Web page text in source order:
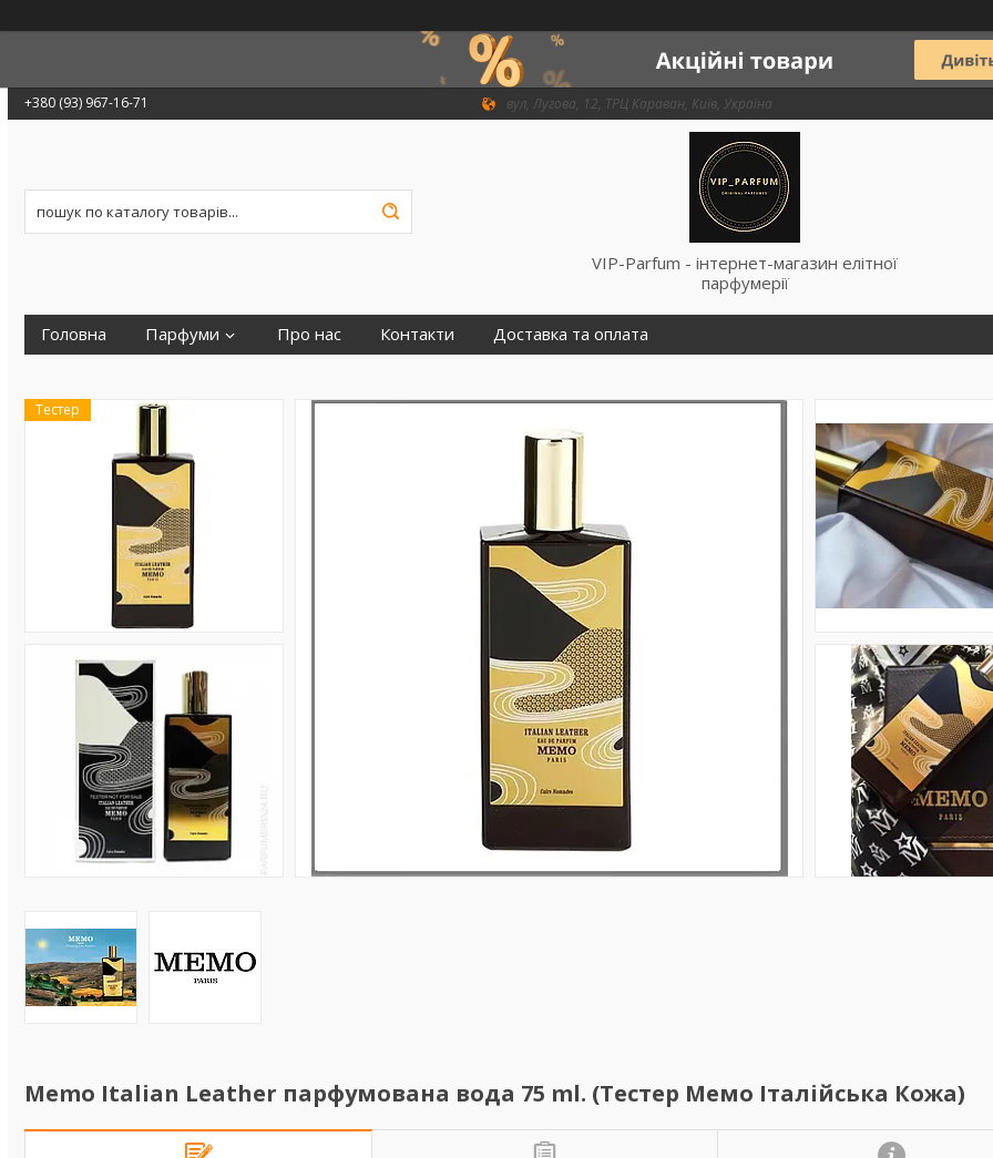
+380 (93) 967-16-71 вул, Лугова, 12, ТРЦ Караван, Київ, Україна
VIP-Parfum - інтернет-магазин елітної
парфумерії
Головна Парфуми Про нас Контакти Доставка та оплата
Тестер
Memo Italian Leather парфумована вода 75 ml. (Тестер Мемо Італійська Кожа)